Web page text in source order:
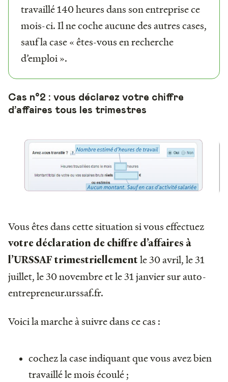
travaillé 140 heures dans son entreprise ce
mois-ci. Il ne coche aucune des autres cases,
sauf la case « êtes-vous en recherche
d’emploi ».
Cas n°2 : vous déclarez votre chiffre
d’affaires tous les trimestres
Vous êtes dans cette situation si vous effectuez
votre déclaration de chiffre d’affaires à
l’URSSAF trimestriellement le 30 avril, le 31
juillet, le 30 novembre et le 31 janvier sur auto-
entrepreneur.urssaf.fr.
Voici la marche à suivre dans ce cas :
cochez la case indiquant que vous avez bien
travaillé le mois écoulé ;